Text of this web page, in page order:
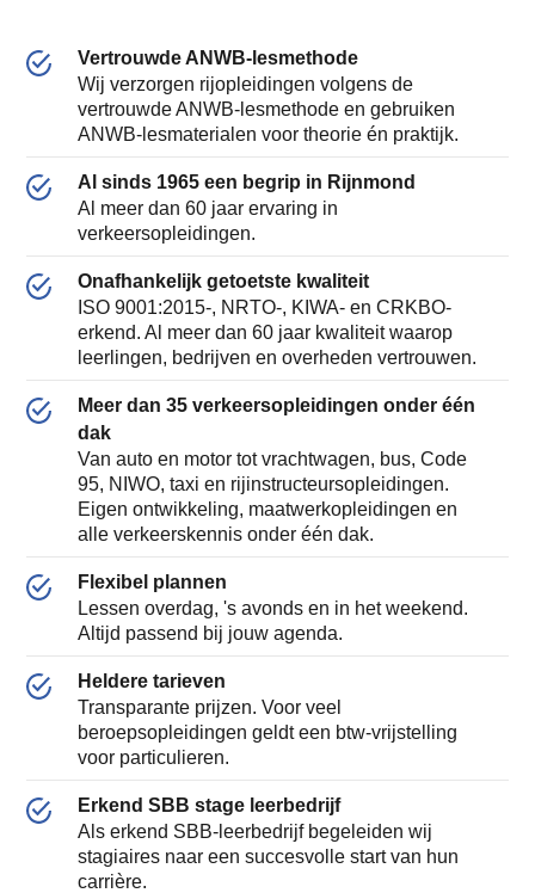
Vertrouwde ANWB-lesmethode
Wij verzorgen rijopleidingen volgens de
vertrouwde ANWB-lesmethode en gebruiken
ANWB-lesmaterialen voor theorie én praktijk.
Al sinds 1965 een begrip in Rijnmond
Al meer dan 60 jaar ervaring in
verkeersopleidingen.
Onafhankelijk getoetste kwaliteit
ISO 9001:2015-, NRTO-, KIWA- en CRKBO-
erkend. Al meer dan 60 jaar kwaliteit waarop
leerlingen, bedrijven en overheden vertrouwen.
Meer dan 35 verkeersopleidingen onder één
dak
Van auto en motor tot vrachtwagen, bus, Code
95, NIWO, taxi en rijinstructeursopleidingen.
Eigen ontwikkeling, maatwerkopleidingen en
alle verkeerskennis onder één dak.
Flexibel plannen
Lessen overdag, 's avonds en in het weekend.
Altijd passend bij jouw agenda.
Heldere tarieven
Transparante prijzen. Voor veel
beroepsopleidingen geldt een btw-vrijstelling
voor particulieren.
Erkend SBB stage leerbedrijf
Als erkend SBB-leerbedrijf begeleiden wij
stagiaires naar een succesvolle start van hun
carrière.